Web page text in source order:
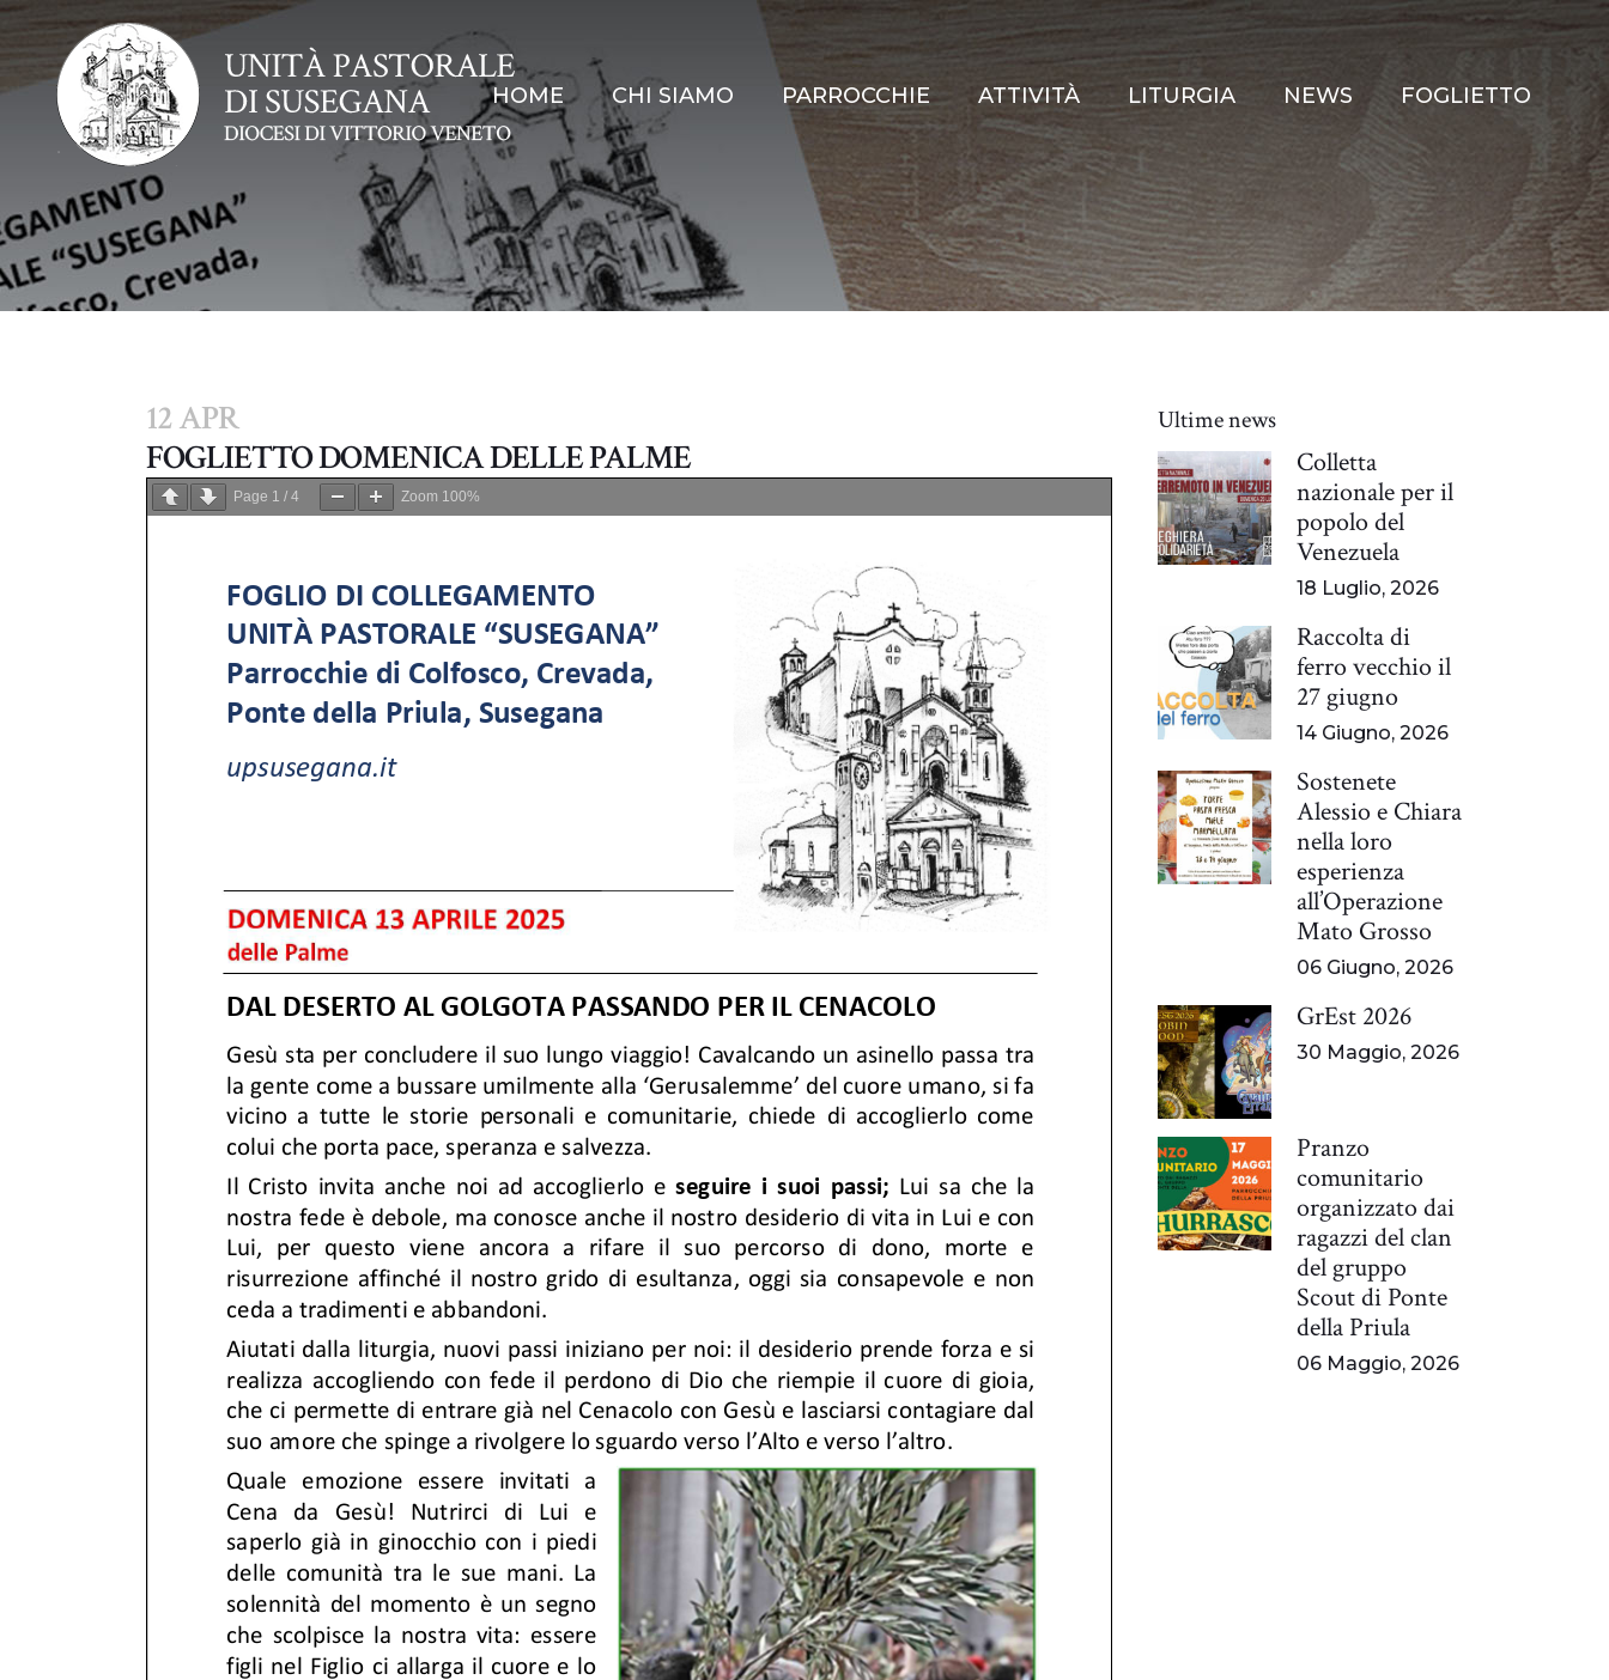
HOME CHI SIAMO PARROCCHIE ATTIVITÀ LITURGIA NEWS FOGLIETTO
12 APR
FOGLIETTO DOMENICA DELLE PALME
Page 1 / 4 Zoom 100%
Ultime news
Colletta
nazionale per il
popolo del
Venezuela
18 Luglio, 2026
Raccolta di
ferro vecchio il
27 giugno
14 Giugno, 2026
Sostenete
Alessio e Chiara
nella loro
esperienza
all’Operazione
Mato Grosso
06 Giugno, 2026
GrEst 2026
30 Maggio, 2026
Pranzo
comunitario
organizzato dai
ragazzi del clan
del gruppo
Scout di Ponte
della Priula
06 Maggio, 2026